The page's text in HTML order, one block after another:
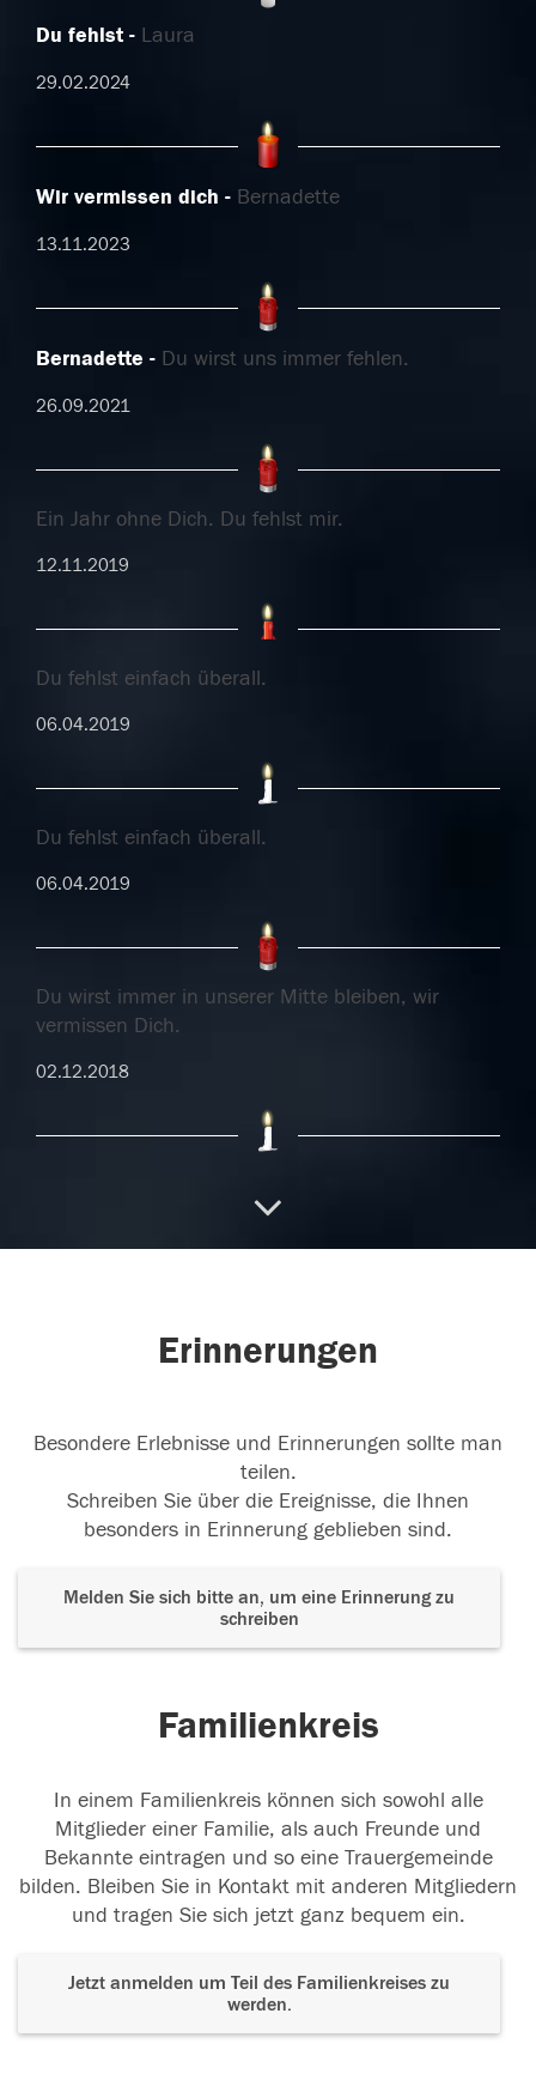
Du fehlst Laura
29.02.2024
Wir vermissen dich Bernadette
13.11.2023
Bernadette Du wirst uns immer fehlen.
26.09.2021
Ein Jahr ohne Dich. Du fehlst mir.
12.11.2019
Du fehlst einfach überall.
06.04.2019
Du fehlst einfach überall.
06.04.2019
Du wirst immer in unserer Mitte bleiben, wir
vermissen Dich.
02.12.2018
Wir behalten dich in Erinnerung
17.11.2018
Erinnerungen
Besondere Erlebnisse und Erinnerungen sollte man
teilen.
Schreiben Sie über die Ereignisse, die Ihnen
besonders in Erinnerung geblieben sind.
Melden Sie sich bitte an, um eine Erinnerung zu
schreiben
Familienkreis
In einem Familienkreis können sich sowohl alle
Mitglieder einer Familie, als auch Freunde und
Bekannte eintragen und so eine Trauergemeinde
bilden. Bleiben Sie in Kontakt mit anderen Mitgliedern
und tragen Sie sich jetzt ganz bequem ein.
Jetzt anmelden um Teil des Familienkreises zu
werden.